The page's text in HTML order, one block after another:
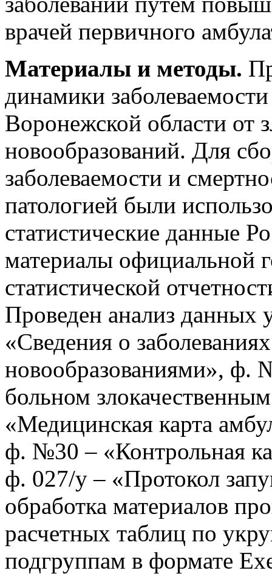
врачей первичного
Материалы и методы.
динамики
Воронежской области от
новообразований. Для
заболеваемости и
патологией были
статистические данные
материалы официальной
статистической
Проведен анализ
«Сведения о
новообразованиями», ф.
больном
«Медицинская карта
ф. №30 – «Контрольная
ф. 027/у – «Протокол
обработка материалов
расчетных таблиц по
подгруппам в формате